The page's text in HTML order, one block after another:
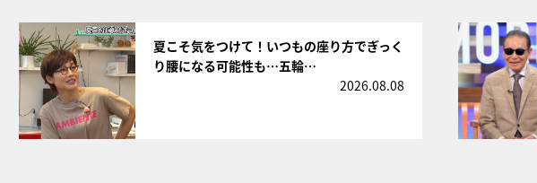
夏こそ気をつけて！いつもの座り方でぎっく
り腰になる可能性も…五輪…
2026.08.08